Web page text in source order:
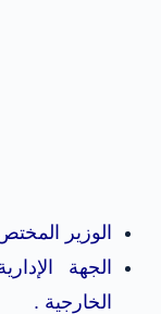
الوزير
الجهة
الخارجية .